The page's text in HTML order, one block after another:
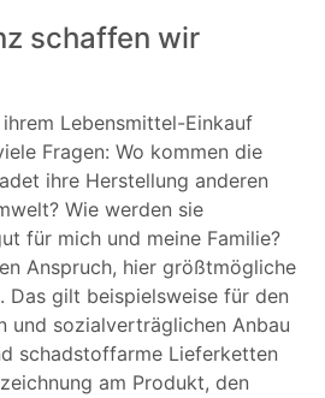
schaffen wir
Lebensmittel-Einkauf
Fragen: Wo kommen die
ihre Herstellung anderen
Wie werden sie
für mich und meine Familie?
Anspruch, hier größtmögliche
Das gilt beispielsweise für den
und sozialverträglichen Anbau
schadstoffarme Lieferketten
am Produkt, den